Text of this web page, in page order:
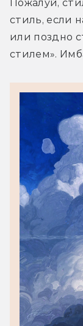
Пожалуй,
стиль, если
или поздно
стилем».